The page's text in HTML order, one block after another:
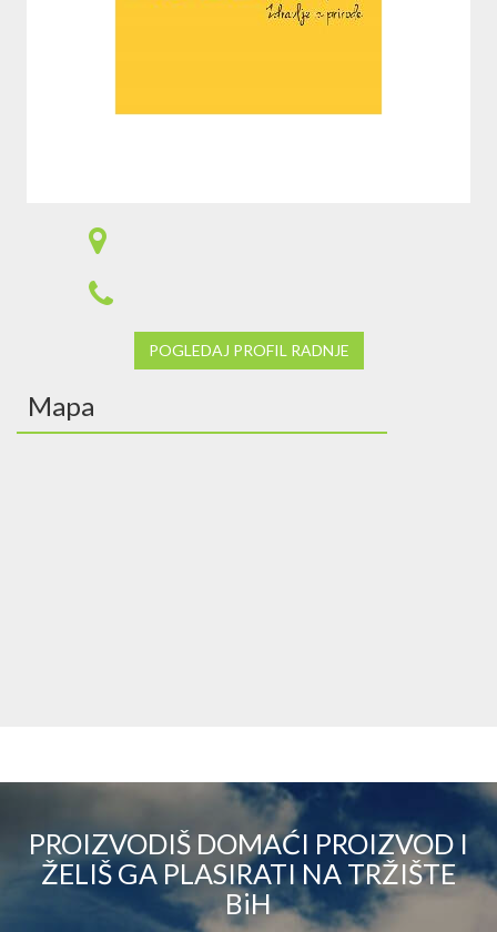
POGLEDAJ PROFIL RADNJE
Mapa
PROIZVODIŠ DOMAĆI PROIZVOD I
ŽELIŠ GA PLASIRATI NA TRŽIŠTE
BiH